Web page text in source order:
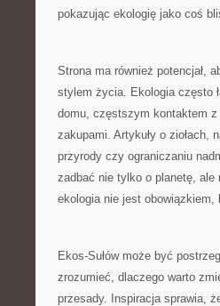
pokazując ekologię jako coś
Strona ma również potencjał,
stylem życia. Ekologia często
domu, częstszym kontaktem
zakupami. Artykuły o ziołach,
przyrody czy ograniczaniu
zadbać nie tylko o planetę, ale
ekologia nie jest
Ekos-Sułów może być
zrozumieć, dlaczego warto
przesady. Inspiracja sprawia,